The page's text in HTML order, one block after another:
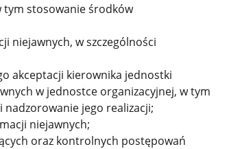
stosowanie środków
niejawnych, w szczególności
akceptacji kierownika jednostki
w jednostce organizacyjnej, w tym
nadzorowanie jego realizacji;
niejawnych;
oraz kontrolnych postępowań